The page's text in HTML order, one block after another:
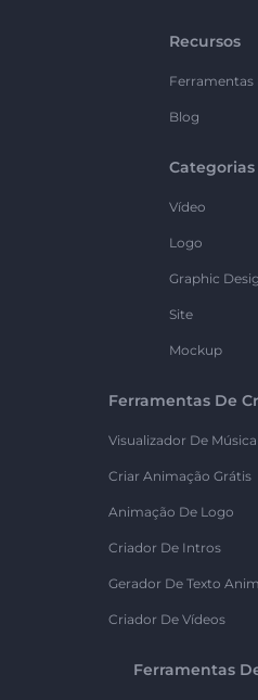
Recursos
Ferramentas
Blog
Categorias
Vídeo
Logo
Graphic
Site
Mockup
Ferramentas De
Visualizador De
Criar Animação Grátis
Animação De Logo
Criador De Intros
Gerador De Texto
Criador De Vídeos
Ferramentas